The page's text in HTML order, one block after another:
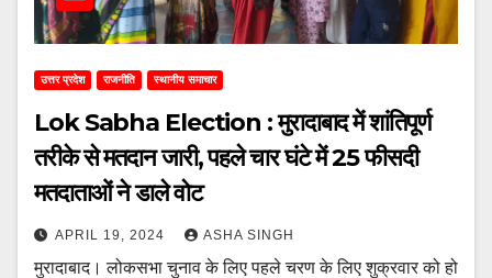
उत्तर प्रदेश राजनीति स्थानीय समाचार
Lok Sabha Election : मुरादाबाद में शांतिपूर्ण
तरीके से मतदान जारी, पहले चार घंटे में 25 फीसदी
मतदाताओं ने डाले वोट
APRIL 19, 2024 ASHA SINGH
मुरादाबाद। लोकसभा चुनाव के लिए पहले चरण के लिए शुक्रवार को हो